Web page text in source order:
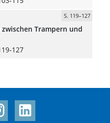
S. 119–127
Trampern und
127